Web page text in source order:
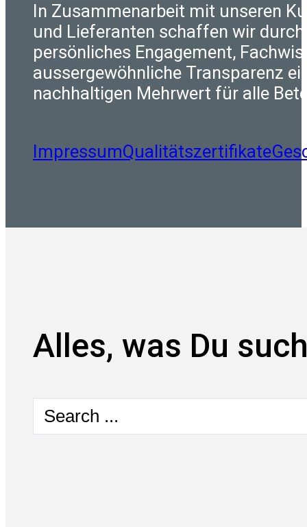
In Zusammenarbeit mit unseren
und Lieferanten schaffen wir durch
persönliches Engagement,
aussergewöhnliche Transparenz
nachhaltigen Mehrwert für alle
ImpressumQualitätszertifikate
Alles, was Du
Search
...